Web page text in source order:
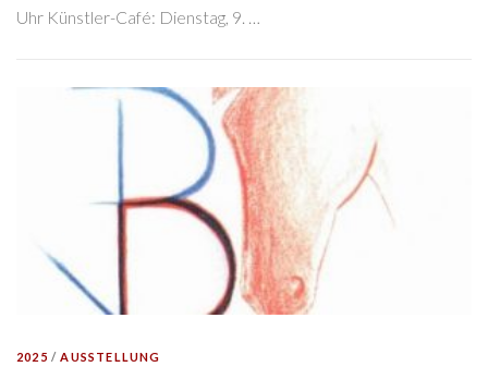
Uhr Künstler-Café: Dienstag, 9. …
2025 /AUSSTELLUNG